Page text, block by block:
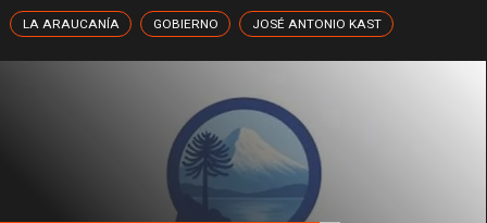
LA ARAUCANÍA GOBIERNO JOSÉ ANTONIO KAST